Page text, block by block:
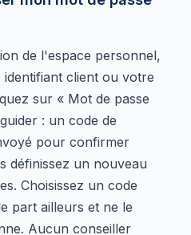
de l'espace personnel,
client ou votre
sur « Mot de passe
: un code de
pour confirmer
définissez un nouveau
Choisissez un code
part ailleurs et ne le
Aucun conseiller